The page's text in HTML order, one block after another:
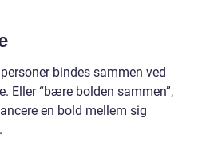
bindes sammen ved
Eller “bære bolden sammen”,
en bold mellem sig